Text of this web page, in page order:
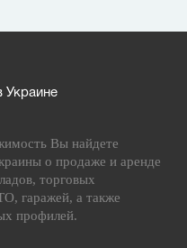
Украине
Вы найдете
о продаже и аренде
торговых
гаражей, а также
профилей.